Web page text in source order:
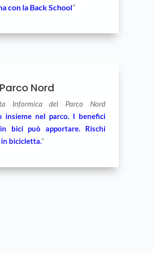
con la Back School“
Nord
Informica del Parco Nord
insieme nel parco. I benefici
bici può apportare. Rischi
bicicletta.“